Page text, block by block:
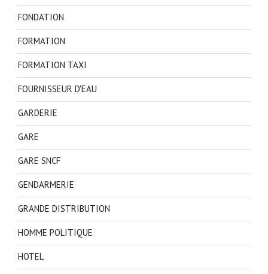
FONDATION
FORMATION
FORMATION TAXI
FOURNISSEUR D'EAU
GARDERIE
GARE
GARE SNCF
GENDARMERIE
GRANDE DISTRIBUTION
HOMME POLITIQUE
HOTEL